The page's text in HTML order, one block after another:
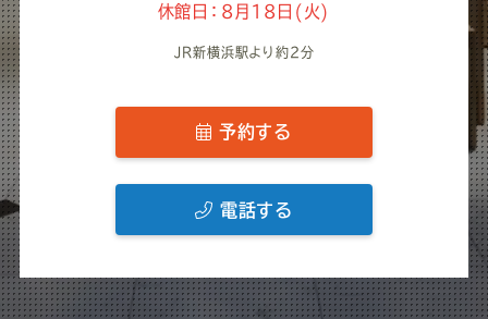
休館日：8月18日(火)
JR新横浜駅より約2分
予約する
電話する